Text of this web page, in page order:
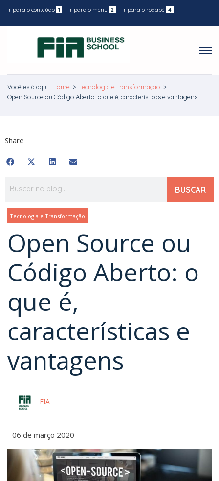
Ir para o conteúdo 1 Ir para o menu 2 Ir para o rodapé 4
Você está aqui: Home > Tecnologia e Transformação >
Open Source ou Código Aberto: o que é, características e vantagens
Share
BUSCAR
Tecnologia e Transformação
Open Source ou
Código Aberto: o
que é,
características e
vantagens
FIA
06 de março 2020